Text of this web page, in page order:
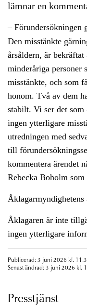
lämnar en
– Förundersökningen
Den misstänkte
årsåldern, är
minderåriga personer
misstänkte, och som
honom. Två av dem
stabilt. Vi ser det som
ingen ytterligare
utredningen med
till
kommentera ärendet
Rebecka Boholm
Åklagaren är inte
ingen ytterligare
Publicerad: 3 juni 2026 kl.
Senast ändrad: 3 juni 2026 kl.
Presstjänst